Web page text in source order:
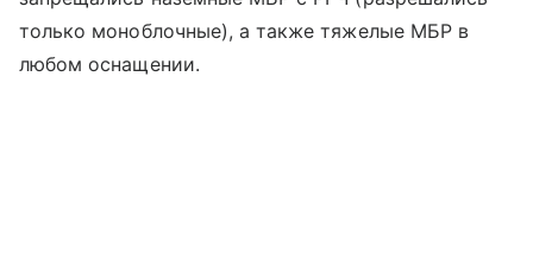
только моноблочные), а также тяжелые МБР в
любом оснащении.